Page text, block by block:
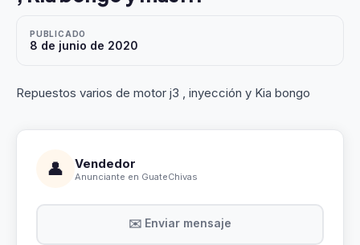
PUBLICADO
8 de junio de 2020
Repuestos varios de motor j3 , inyección y Kia bongo
👤 Vendedor
Anunciante en GuateChivas
✉️ Enviar mensaje